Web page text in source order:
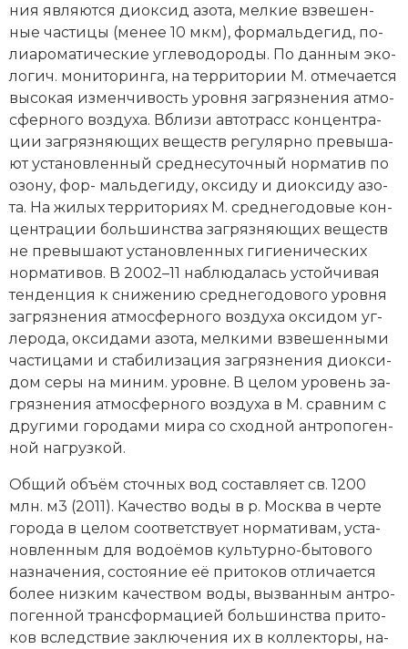
ния яв­ля­ют­ся ди­ок­сид азо­та, мел­кие взве­шен­
ные час­ти­цы (ме­нее 10 мкм), фор­маль­де­гид, по­
ли­аро­ма­ти­че­ские уг­ле­во­до­ро­ды. По дан­ным эко­
ло­гич. мо­ни­то­рин­га, на тер­ри­то­рии М. от­ме­ча­ет­ся
вы­со­кая из­мен­чи­вость уров­ня за­гряз­не­ния ат­мо­
сфер­но­го воз­ду­ха. Вбли­зи ав­то­трасс кон­цен­тра­
ции за­гряз­няю­щих ве­ществ ре­гу­ляр­но пре­вы­ша­
ют ус­та­нов­лен­ный сред­не­су­точ­ный нор­ма­тив по
озо­ну, фор- маль­де­ги­ду, ок­си­ду и ди­ок­си­ду азо­
та. На жи­лых тер­ри­то­ри­ях М. сред­не­го­до­вые кон­
цен­тра­ции боль­шин­ст­ва за­гряз­няю­щих ве­ществ
не пре­вы­ша­ют ус­та­нов­лен­ных ги­гие­ни­че­ских
нор­ма­ти­вов. В 2002–11 на­блю­да­лась ус­той­чи­вая
тен­ден­ция к сни­же­нию сред­не­го­до­во­го уров­ня
за­гряз­не­ния ат­мо­сфер­но­го воз­ду­ха ок­си­дом уг­
ле­ро­да, ок­си­да­ми азо­та, мел­ки­ми взве­шен­ны­ми
час­ти­ца­ми и ста­би­ли­за­ция за­гряз­не­ния ди­ок­си­
дом се­ры на ми­ним. уров­не. В це­лом уро­вень за­
гряз­не­ния ат­мо­сфер­но­го воз­ду­ха в М. срав­ним с
дру­ги­ми го­ро­да­ми ми­ра со сход­ной ан­тро­по­ген­
ной на­груз­кой.
Об­щий объ­ём сточ­ных вод со­став­ля­ет св. 1200
млн. м3 (2011). Ка­че­ст­во во­ды в р. Мо­ск­ва в чер­те
го­ро­да в це­лом со­от­вет­ст­ву­ет нор­ма­ти­вам, ус­та­
нов­лен­ным для во­до­ёмов куль­тур­но-бы­то­во­го
на­зна­че­ния, со­стоя­ние её при­то­ков от­ли­ча­ет­ся
бо­лее низ­ким ка­че­ст­вом во­ды, вы­зван­ным ан­тро­
по­ген­ной транс­фор­ма­ци­ей боль­шин­ст­ва при­то­
ков вслед­ст­вие за­клю­че­ния их в кол­лек­то­ры, на­